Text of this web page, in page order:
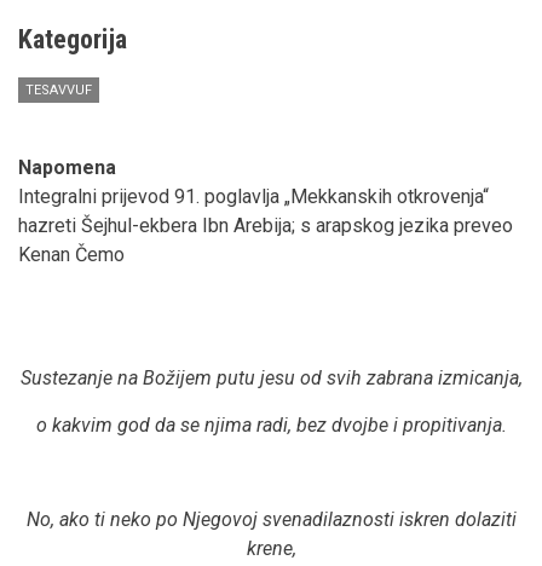
Kategorija
TESAVVUF
Napomena
Integralni prijevod 91. poglavlja „Mekkanskih otkrovenja“
hazreti Šejhul-ekbera Ibn Arebija; s arapskog jezika preveo
Kenan Čemo
Sustezanje na Božijem putu jesu od svih zabrana izmicanja,
o kakvim god da se njima radi, bez dvojbe i propitivanja.
No, ako ti neko po Njegovoj svenadilaznosti iskren dolaziti
krene,